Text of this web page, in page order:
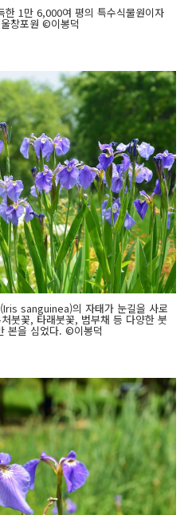
1만 6,000여 평의 특수식물원이자
창포원 ©이봉덕
sanguinea)의 자태가 눈길을 사로
붓꽃, 타래붓꽃, 범부채 등 다양한 붓
본을 심었다. ©이봉덕